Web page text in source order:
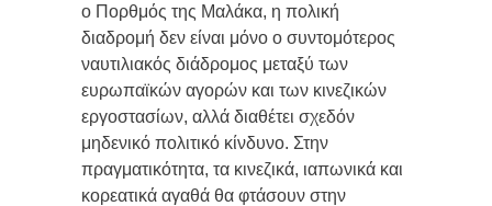
ο Πορθμός της Μαλάκα, η πολική
διαδρομή δεν είναι μόνο ο συντομότερος
ναυτιλιακός διάδρομος μεταξύ των
ευρωπαϊκών αγορών και των κινεζικών
εργοστασίων, αλλά διαθέτει σχεδόν
μηδενικό πολιτικό κίνδυνο. Στην
πραγματικότητα, τα κινεζικά, ιαπωνικά και
κορεατικά αγαθά θα φτάσουν στην